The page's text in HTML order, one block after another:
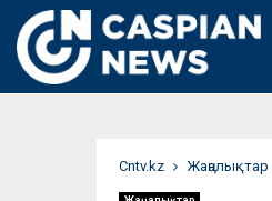
Сntv.kz Жаңалықтар